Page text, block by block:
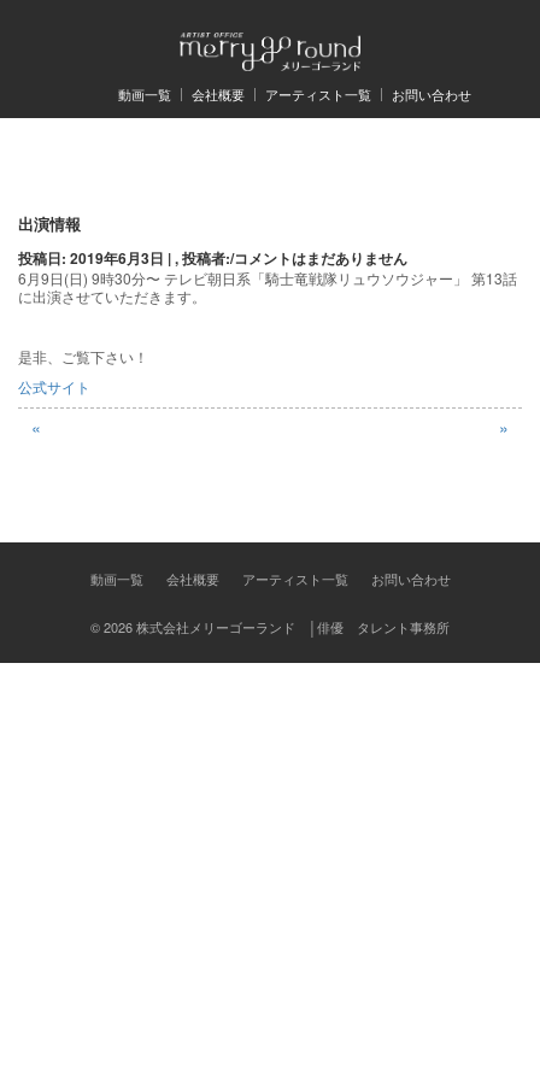
動画一覧 会社概要 アーティスト一覧 お問い合わせ
出演情報
投稿日: 2019年6月3日 | , 投稿者:/コメントはまだありません
6月9日(日) 9時30分〜 テレビ朝日系「騎士竜戦隊リュウソウジャー」 第13話
に出演させていただきます。
是非、ご覧下さい！
公式サイト
投
稿
ナ
ビ
ゲ
ー
ン
« »
動画一覧 会社概要 アーティスト一覧 お問い合わせ
© 2026 株式会社メリーゴーランド │俳優 タレント事務所